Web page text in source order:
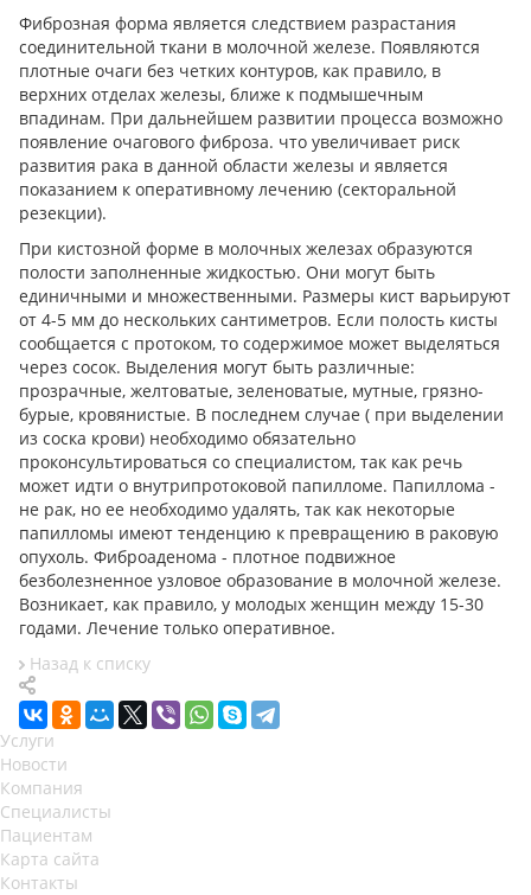
Фиброзная форма является следствием разрастания
соединительной ткани в молочной железе. Появляются
плотные очаги без четких контуров, как правило, в
верхних отделах железы, ближе к подмышечным
впадинам. При дальнейшем развитии процесса возможно
появление очагового фиброза. что увеличивает риск
развития рака в данной области железы и является
показанием к оперативному лечению (секторальной
резекции).
При кистозной форме в молочных железах образуются
полости заполненные жидкостью. Они могут быть
единичными и множественными. Размеры кист варьируют
от 4-5 мм до нескольких сантиметров. Если полость кисты
сообщается с протоком, то содержимое может выделяться
через сосок. Выделения могут быть различные:
прозрачные, желтоватые, зеленоватые, мутные, грязно-
бурые, кровянистые. В последнем случае ( при выделении
из соска крови) необходимо обязательно
проконсультироваться со специалистом, так как речь
может идти о внутрипротоковой папилломе. Папиллома -
не рак, но ее необходимо удалять, так как некоторые
папилломы имеют тенденцию к превращению в раковую
опухоль. Фиброаденома - плотное подвижное
безболезненное узловое образование в молочной железе.
Возникает, как правило, у молодых женщин между 15-30
годами. Лечение только оперативное.
Назад к списку
Услуги
Новости
Компания
Специалисты
Пациентам
Карта сайта
Контакты